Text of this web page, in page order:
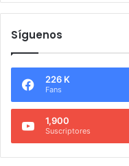
Síguenos
226 K